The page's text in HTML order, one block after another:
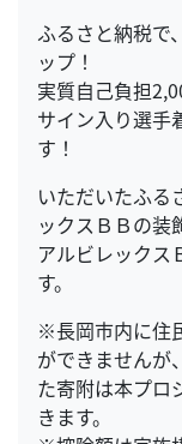
ふるさと納税で
ップ！
実質自己負担
サイン入り選手
す！
いただいたふる
ックスＢＢの装
アルビレックス
す。
※長岡市内に住
ができませんが
た寄附は本プロ
きます。